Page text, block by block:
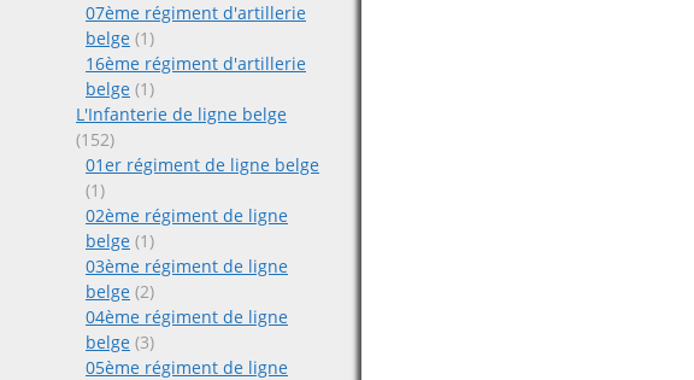
07ème régiment d'artillerie
belge (1)
16ème régiment d'artillerie
belge (1)
L'Infanterie de ligne belge
(152)
01er régiment de ligne belge
(1)
02ème régiment de ligne
belge (1)
03ème régiment de ligne
belge (2)
04ème régiment de ligne
belge (3)
05ème régiment de ligne